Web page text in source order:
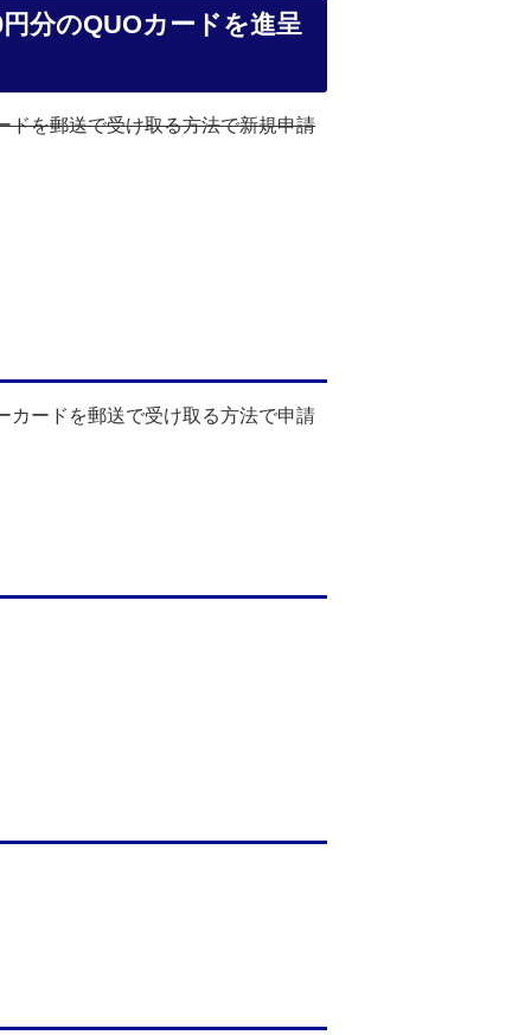
分のQUOカードを進呈
ドを郵送で受け取る方法で新規申請
ードを郵送で受け取る方法で申請